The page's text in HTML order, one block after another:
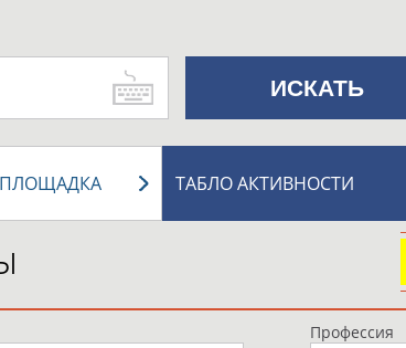
ТАБЛО АКТИВНОСТИ
ПЛОЩАДКА
Профессия